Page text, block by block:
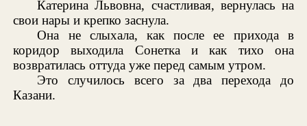
Катерина Львовна, счастливая, вернулась на
свои нары и крепко заснула.
Она не слыхала, как после ее прихода в
коридор выходила Сонетка и как тихо она
возвратилась оттуда уже перед самым утром.
Это случилось всего за два перехода до
Казани.